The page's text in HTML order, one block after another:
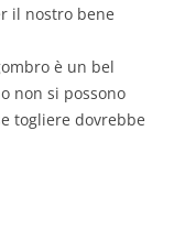
il nostro bene
è un bel
non si possono
togliere dovrebbe